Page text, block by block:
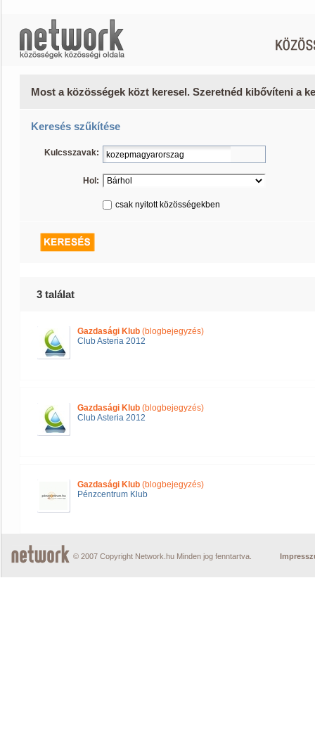
Most a közösségek közt keresel. Szeretnéd kibővíteni a
Keresés szűkítése
Kulcsszavak:
Hol:
csak nyitott közösségekben
3 találat
Gazdasági Klub (blogbejegyzés)
Club Asteria 2012
Gazdasági Klub (blogbejegyzés)
Club Asteria 2012
Gazdasági Klub (blogbejegyzés)
Pénzcentrum Klub
© 2007 Copyright Network.hu Minden jog fenntartva.